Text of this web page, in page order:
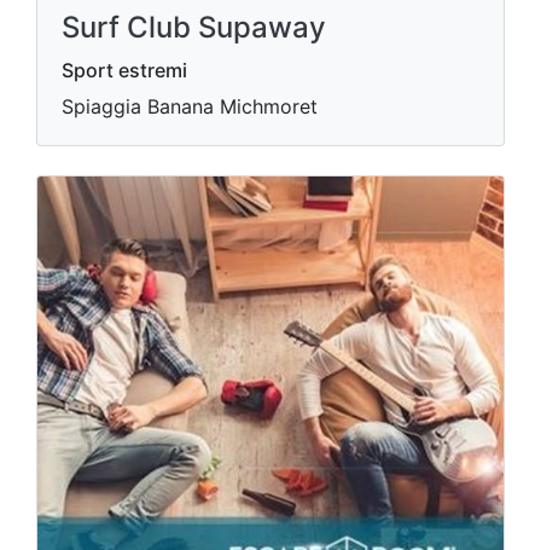
Surf Club Supaway
Sport estremi
Spiaggia Banana Michmoret